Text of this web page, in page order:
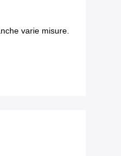
varie misure.